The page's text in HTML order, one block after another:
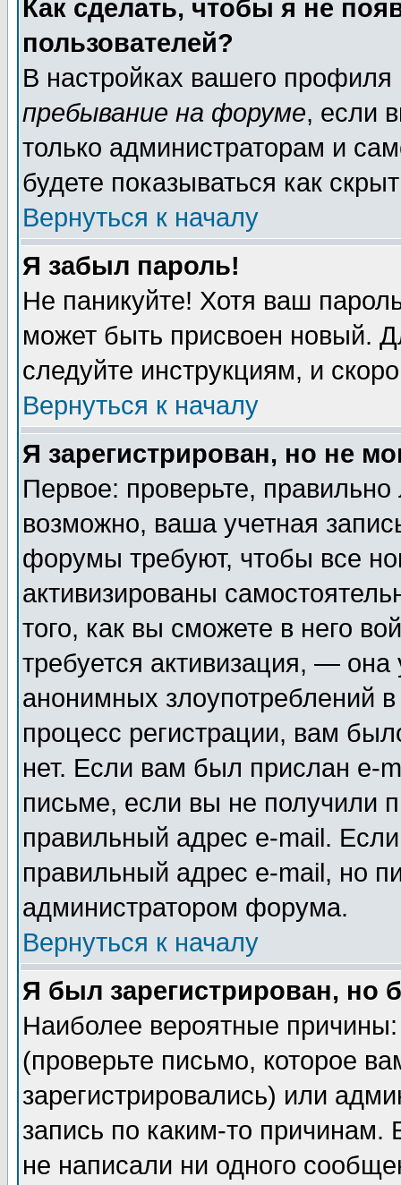
Как сделать, чтобы я не
пользователей?
В настройках вашего
пребывание на форуме, если
только администраторам и
будете показываться как
Вернуться к началу
Я забыл пароль!
Не паникуйте! Хотя ваш
может быть присвоен новый.
следуйте инструкциям, и
Вернуться к началу
Я зарегистрирован, но не
Первое: проверьте,
возможно, ваша учетная
форумы требуют, чтобы все
активизированы
того, как вы сможете в него
требуется активизация, —
анонимных злоупотреблений
процесс регистрации, вам
нет. Если вам был прислан e-
письме, если вы не получили
правильный адрес e-mail.
правильный адрес e-mail, но
администратором форума.
Вернуться к началу
Я был зарегистрирован, но
Наиболее вероятные
(проверьте письмо, которое
зарегистрировались) или
запись по каким-то
не написали ни одного